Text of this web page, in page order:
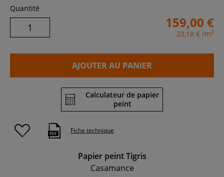
Quantité
159,00 €
23,18 € /m2
AJOUTER AU PANIER
Calculateur de papier
peint
Fiche technique
Papier peint Tigris
Casamance